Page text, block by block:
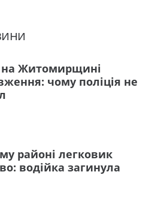
на Житомирщині
чому поліція не
районі легковик
водійка загинула